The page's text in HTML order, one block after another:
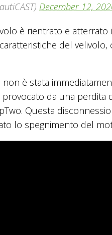
December 12,
è rientrato e
del
è stata
da una
Questa
lo spegnimento del